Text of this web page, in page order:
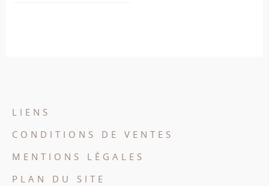
LIENS
CONDITIONS DE VENTES
MENTIONS LÉGALES
PLAN DU SITE